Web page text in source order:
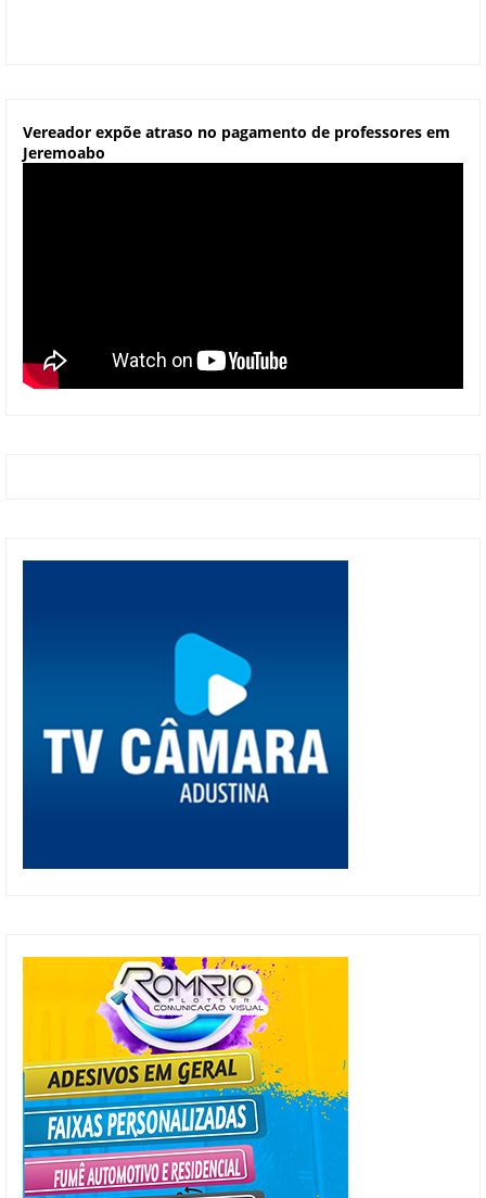
Vereador expõe atraso no pagamento de professores em
Jeremoabo